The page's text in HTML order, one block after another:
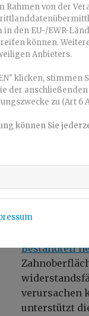
Obwohl
Wirkung der
Bakterien
der
wichtig,
Personen
mit
abrasive
der
Ein
Das ist
Bestandteil
verursachen
unterstützt
von der
den EU-/EWR-
können.
Anbieters.
klicken,
der
zu (Art 6
können Sie